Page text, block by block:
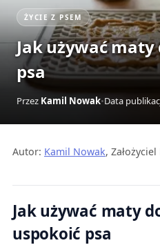
ŻYCIE Z PSEM
Jak używać
psa
Przez Kamil Nowak•Data
Autor: Kamil Nowak,
Jak używać maty
uspokoić psa